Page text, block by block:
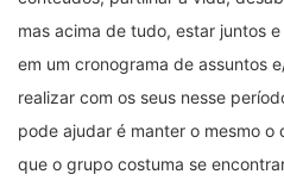
mas acima de tudo, estar juntos
em um cronograma de assuntos
realizar com os seus nesse
pode ajudar é manter o mesmo o
que o grupo costuma se